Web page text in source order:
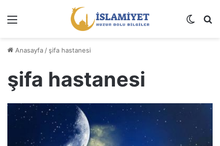
Dış
Anasayfa / şifa hastanesi
şifa hastanesi